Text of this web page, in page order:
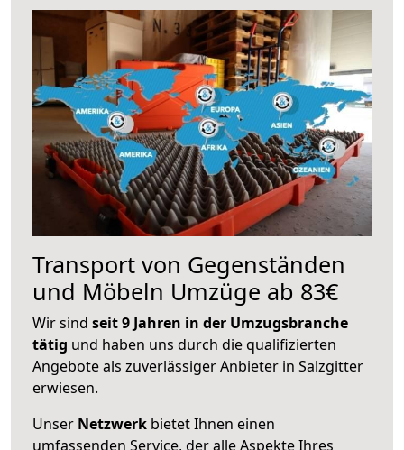
Transport von Gegenständen
und Möbeln Umzüge ab 83€
Wir sind seit 9 Jahren in der Umzugsbranche
tätig und haben uns durch die qualifizierten
Angebote als zuverlässiger Anbieter in Salzgitter
erwiesen.
Unser Netzwerk bietet Ihnen einen
umfassenden Service, der alle Aspekte Ihres